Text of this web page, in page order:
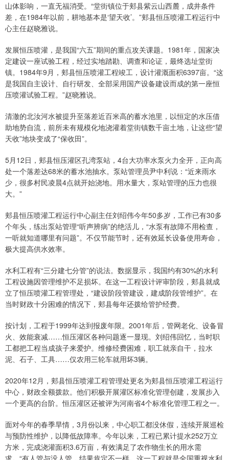
山体影响，一直无福消受。“堂街镇位于郏县紫云山西麓，成井条件
差，在1984年以前，耕地基本是‘望天收’。”郏县恒压喷灌工程运行中
心主任赵晓雅说。
发展恒压喷灌，是我国“六五”期间的重点攻关课题。1981年，国家决
定建设一座试验工程，经过实地踏勘、调查和论证，最终选址堂街
镇。1984年9月，郏县恒压喷灌工程竣工，设计灌溉面积6397亩。“这
是我国自主设计、自行研发、全部采用国产设备建设而成的第一座恒
压喷灌试验工程。”赵晓雅说。
清澈的北汝河水被提升至落差近百米高的蓄水池里，以恒定的水压借
助地势自流，前所未有规模化地浇灌着堂街镇数千亩土地，让这些“望
天收”地块变成了“保收田”。
5月12日，郏县恒压灌区孔湾泵站，4台大功率水泵火力全开，正向高
处一个落差达68米的蓄水池抽水。泵站管理员尹中利说：“近来雨水
少，很多村民凌晨4点就开始浇地。用水量大，泵站管理的压力也很
大。”
郏县恒压喷灌工程运行中心副主任刘绍伟今年50多岁，工作已有30多
个年头，练出泵站管理“听声辨病”的绝活儿，“水泵有故障不用检查，
一听就知道哪里有问题”。不仅节能节时，还有效延长设备使用寿命，
极大提高供水效率。
水利工程有“三分建七分管”的说法。数据显示，我国约有30%的水利
工程设施因管理维护不足损坏。在这一工程设计评审阶段，郏县就成
立了恒压喷灌工程管理处，“建设阶段管建设，建成阶段管维护”。在
当时财政十分困难的情况下，郏县每年还拨给管护经费。
按计划，工程于1999年达到报废年限。2001年后，管网老化、设备冒
火、效能衰减……恒压灌区各种问题逐一显现。刘绍伟回忆，当时职
工都把工程当成孩子来爱护。维修经费困难，职工就亲自干，拉水
泥、石子、工具……仅农用三轮车就用坏3辆。
2020年12月，郏县恒压喷灌工程管理处更名为郏县恒压喷灌工程运行
中心，财政全额拨款。他们积极开展灌区标准化管理创建，发展步入
一个更高的台阶。恒压灌区还被评为河南省4个标准化管理工程之一。
面对今年的春季旱情，3月份以来，中心职工都没休假，连续开展巡检
与预防性维护，以降低故障率。今年以来，工程已累计提水252万立
方米，完成浇灌面积3.6万亩，有效满足了农作物生长的用水需